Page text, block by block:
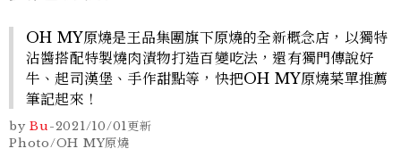
OH MY原燒是王品集團旗下原燒的全新概念店，以獨特
沾醬搭配特製燒肉漬物打造百變吃法，還有獨門傳說好
牛、起司漢堡、手作甜點等，快把OH MY原燒菜單推薦
筆記起來！
by Bu-2021/10/01更新
Photo/OH MY原燒